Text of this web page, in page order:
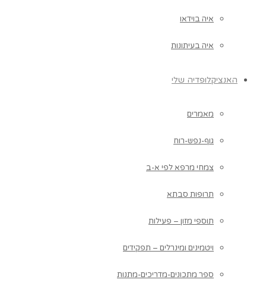
איה בוידאו
איה בעיתונות
האנציקלופדיה שלי
מאמרים
גוף-נפש-רוח
צמחי מרפא לפי א-ב
תרופות סבתא
תוספי מזון – פעילות
ויטמינים ומינרלים – תפקידים
ספר מתכונים-מדריכים-מתנות